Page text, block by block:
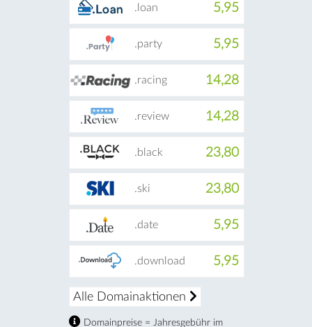
.loan 5,95
.party 5,95
.racing 14,28
.review 14,28
.black 23,80
.ski 23,80
.date 5,95
.download 5,95
Alle Domainaktionen
Domainpreise = Jahresgebühr im